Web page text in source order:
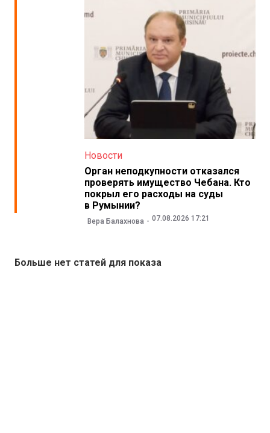
Новости
Орган неподкупности отказался
проверять имущество Чебана. Кто
покрыл его расходы на суды
в Румынии?
Вера Балахнова 07.08.2026 17:21
Больше нет статей для показа